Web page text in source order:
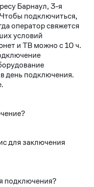
Барнаул, 3-я
подключиться,
оператор свяжется
условий
и ТВ можно с 10 ч.
день подключения.
для заключения
подключения?